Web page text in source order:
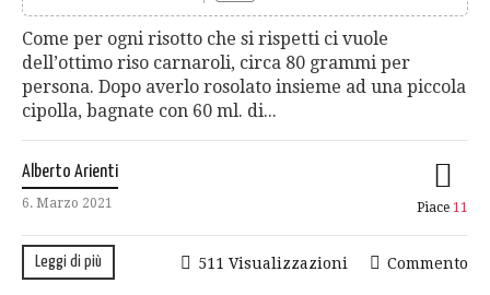
Come per ogni risotto che si rispetti ci vuole
dell’ottimo riso carnaroli, circa 80 grammi per
persona. Dopo averlo rosolato insieme ad una piccola
cipolla, bagnate con 60 ml. di...
Alberto Arienti
6. Marzo 2021 Piace 11
Leggi di più Commento
511 Visualizzazioni